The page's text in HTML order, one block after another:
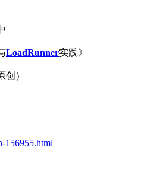
LoadRunner实践》
）
156955.html